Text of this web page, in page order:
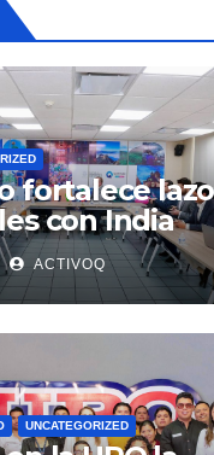
fortalece
con India
ACTIVOQ
UNCATEGORIZED